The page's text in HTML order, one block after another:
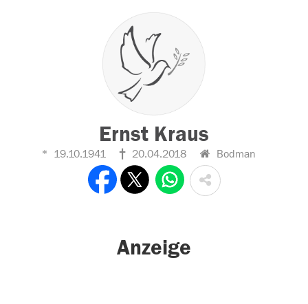
Ernst Kraus
19.10.1941 20.04.2018 Bodman
Anzeige